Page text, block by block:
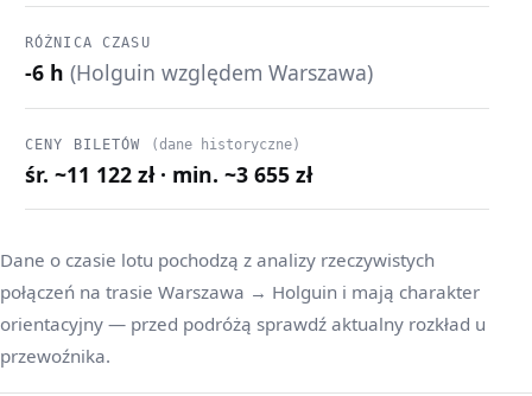
RÓŻNICA CZASU
-6 h (Holguin względem Warszawa)
CENY BILETÓW (dane historyczne)
śr. ~11 122 zł · min. ~3 655 zł
Dane o czasie lotu pochodzą z analizy rzeczywistych
połączeń na trasie Warszawa → Holguin i mają charakter
orientacyjny — przed podróżą sprawdź aktualny rozkład u
przewoźnika.